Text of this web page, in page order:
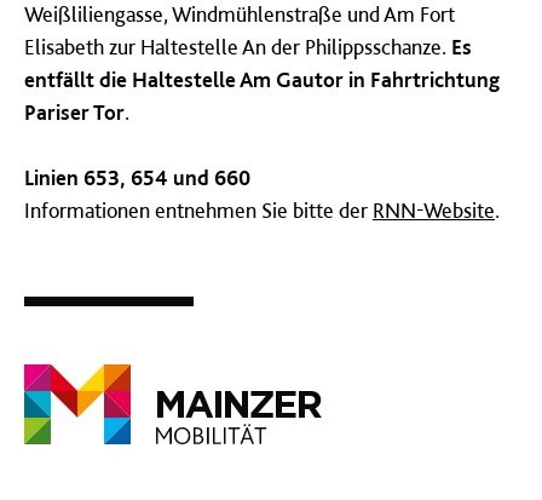
Weißliliengasse, Windmühlenstraße und Am Fort
Elisabeth zur Haltestelle An der Philippsschanze. Es
entfällt die Haltestelle Am Gautor in Fahrtrichtung
Pariser Tor.
Linien 653, 654 und 660
Informationen entnehmen Sie bitte der RNN-Website.